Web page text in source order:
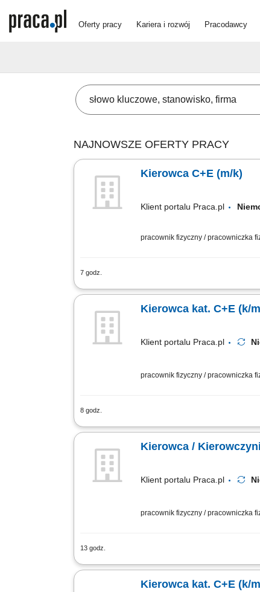
Oferty pracy Kariera i rozwój Pracodawcy
NAJNOWSZE OFERTY PRACY
Kierowca C+E (m/k)
Klient portalu Praca.pl
pracownik fizyczny / pracowniczka
7 godz.
Sprawne prowadzenie zestawu
Kierowca kat. C+E (k/
Klient portalu Praca.pl
pracownik fizyczny / pracowniczka
8 godz.
Prowadzenie pojazdów
Kierowca /
Klient portalu Praca.pl
pracownik fizyczny / pracowniczka
13 godz.
Bezpieczny transport materiałów
Kierowca kat. C+E (k/